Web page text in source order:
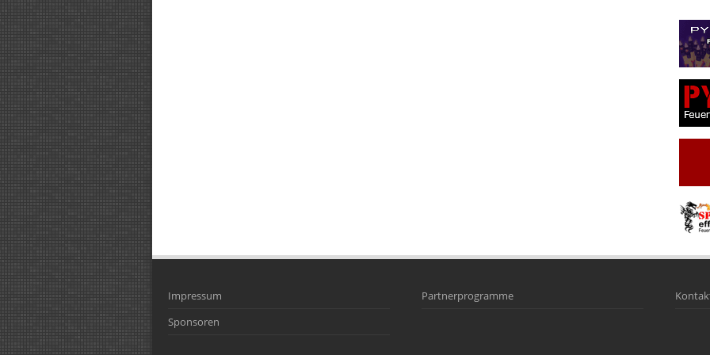
Impressum
Sponsoren
Partnerprogramme